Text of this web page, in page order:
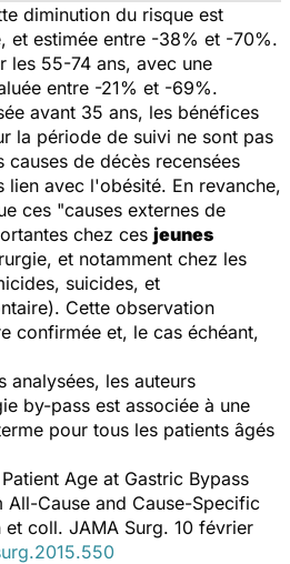
diminution du risque est
et estimée entre -38% et -70%.
les 55-74 ans, avec une
entre -21% et -69%.
avant 35 ans, les bénéfices
la période de suivi ne sont pas
de décès recensées
lien avec l'obésité. En revanche,
ces "causes externes de
chez ces jeunes
et notamment chez les
suicides, et
Cette observation
confirmée et, le cas échéant,
analysées, les auteurs
by-pass est associée à une
pour tous les patients âgés
Age at Gastric Bypass
Cause and Cause-Specific
et coll. JAMA Surg. 10 février